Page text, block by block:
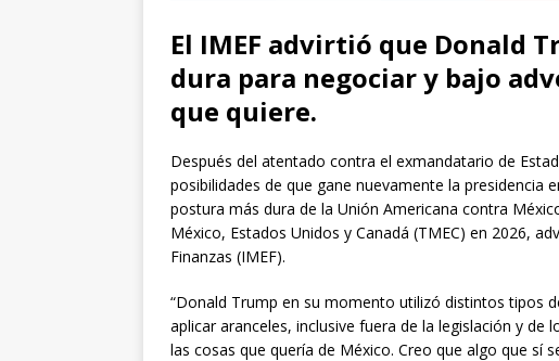
El IMEF advirtió que Donald
dura para negociar y bajo
que quiere.
Después del atentado contra el exmandatario de
posibilidades de que gane nuevamente la presidencia
postura más dura de la Unión Americana contra
México, Estados Unidos y Canadá (TMEC) en 2026,
Finanzas (IMEF).
“Donald Trump en su momento utilizó distintos tipos
aplicar aranceles, inclusive fuera de la legislación y
las cosas que quería de México. Creo que algo que sí